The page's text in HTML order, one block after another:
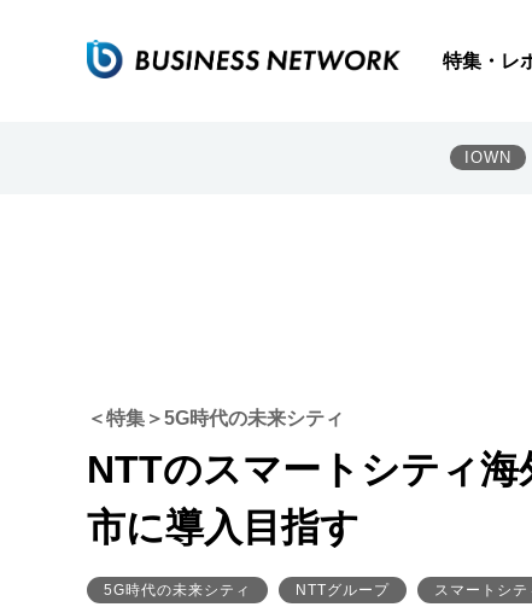
特集・レ
IOWN
＜特集＞5G時代の未来シティ
NTTのスマートシティ
市に導入目指す
5G時代の未来シティ NTTグループ スマートシテ